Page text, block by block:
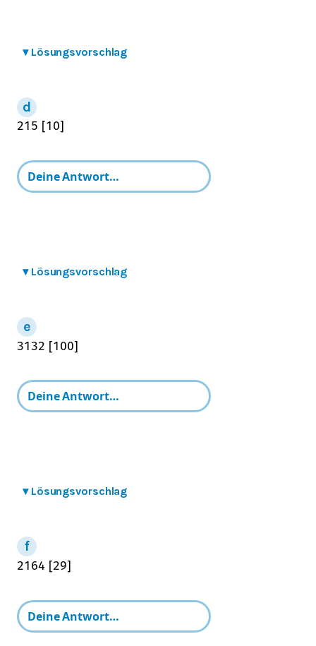
▾ Lösungsvorschlag
215 10
▾ Lösungsvorschlag
31 32 [100]
▾ Lösungsvorschlag
21 64 [29]